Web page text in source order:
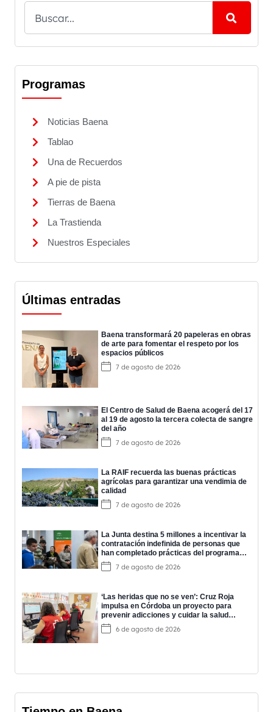
Programas
Noticias Baena
Tablao
Una de Recuerdos
A pie de pista
Tierras de Baena
La Trastienda
Nuestros Especiales
Últimas entradas
Baena transformará 20 papeleras en obras
de arte para fomentar el respeto por los
espacios públicos
7 de agosto de 2026
El Centro de Salud de Baena acogerá del 17
al 19 de agosto la tercera colecta de sangre
del año
7 de agosto de 2026
La RAIF recuerda las buenas prácticas
agrícolas para garantizar una vendimia de
calidad
7 de agosto de 2026
La Junta destina 5 millones a incentivar la
contratación indefinida de personas que
han completado prácticas del programa
EPES
7 de agosto de 2026
‘Las heridas que no se ven’: Cruz Roja
impulsa en Córdoba un proyecto para
prevenir adicciones y cuidar la salud
mental
6 de agosto de 2026